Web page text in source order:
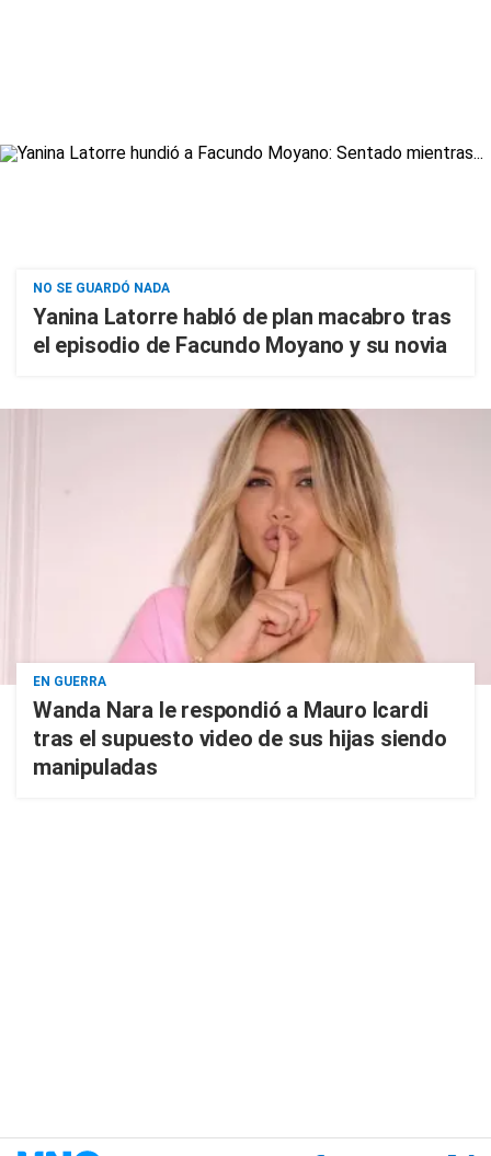
NO SE GUARDÓ NADA
Yanina Latorre habló de plan macabro tras
el episodio de Facundo Moyano y su novia
EN GUERRA
Wanda Nara le respondió a Mauro Icardi
tras el supuesto video de sus hijas siendo
manipuladas